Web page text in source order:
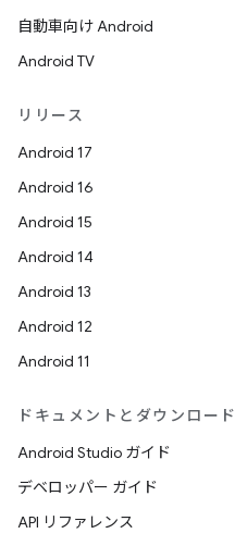
自動車向け Android
Android TV
リリース
Android 17
Android 16
Android 15
Android 14
Android 13
Android 12
Android 11
ドキュメントとダウンロード
Android Studio ガイド
デベロッパー ガイド
API リファレンス